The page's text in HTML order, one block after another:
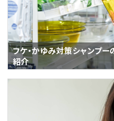
フケ・かゆみ対策シャンプ
紹介